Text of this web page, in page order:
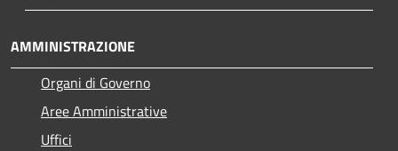
AMMINISTRAZIONE
Organi di Governo
Aree Amministrative
Uffici